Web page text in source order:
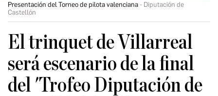
Presentación del Torneo de pilota valenciana
Diputación de
Castellón
El trinquet de Villarreal
será escenario de la final
del 'Trofeo Diputación de